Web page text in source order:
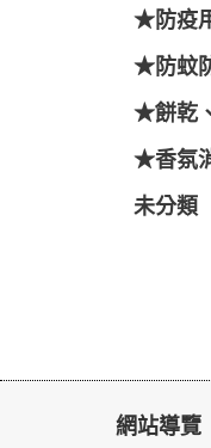
★防疫
★防蚊
★餅乾
★香氛
未分類
網站導覽